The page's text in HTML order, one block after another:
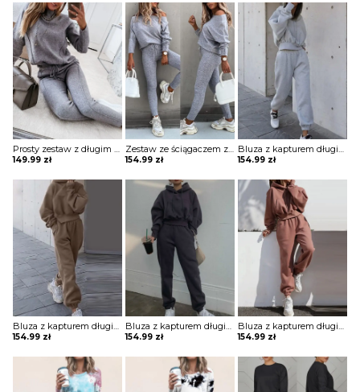
Prosty zestaw z długim rękawem i sznurkiem do spodni komplet Tatjana
149.99 zł
Zestaw ze ściągaczem z długim rękawem i wysokim stanem komplet Merel
154.99 zł
Bluza z kapturem długim rękawem i spodnie wysokim stanem prostą kieszenią komplet Pet
154.99 zł
Bluza z kapturem długim rękawem i spodnie wysokim stanem prostą kieszenią komplet Pet
154.99 zł
Bluza z kapturem długim rękawem i spodnie wysokim stanem prostą kieszenią komplet Pet
154.99 zł
Bluza z kapturem długim rękawem i spodnie wysokim stanem prostą kieszenią komplet Pet
154.99 zł